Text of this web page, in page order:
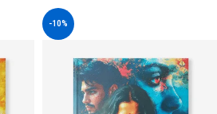
-10%